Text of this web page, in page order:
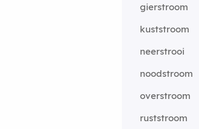
gierstroom
kuststroom
neerstrooi
noodstroom
overstroom
ruststroom